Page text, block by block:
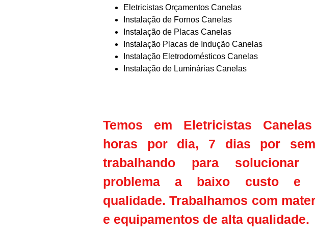
Eletricistas Orçamentos Canelas
Instalação de Fornos Canelas
Instalação de Placas Canelas
Instalação Placas de Indução Canelas
Instalação Eletrodomésticos Canelas
Instalação de Luminárias Canelas
Temos em Eletricistas
horas por dia, 7 dias por
trabalhando para solucionar
problema a baixo custo e
qualidade. Trabalhamos com
e equipamentos de alta qualidade.